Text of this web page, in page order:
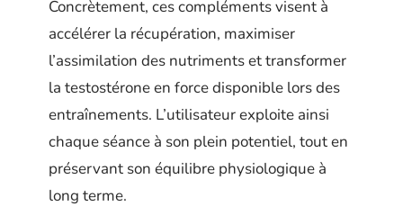
Concrètement, ces compléments visent à
accélérer la récupération, maximiser
l’assimilation des nutriments et transformer
la testostérone en force disponible lors des
entraînements. L’utilisateur exploite ainsi
chaque séance à son plein potentiel, tout en
préservant son équilibre physiologique à
long terme.